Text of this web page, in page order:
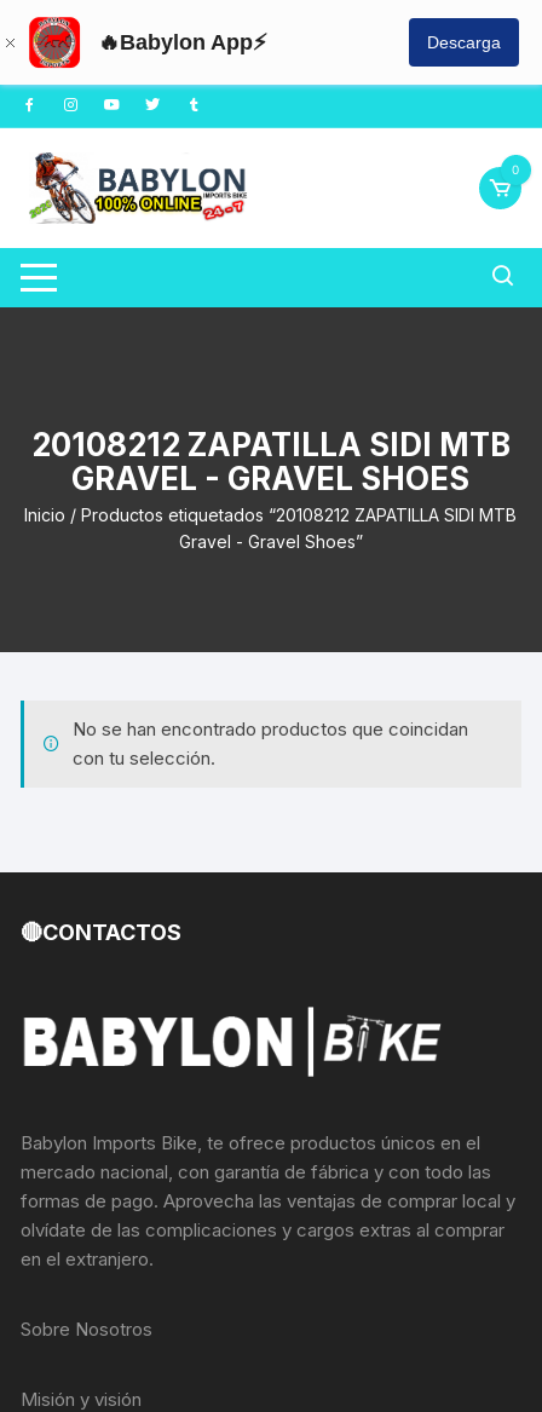
🔥Babylon App⚡ Descarga
Saltar
al
contenido
0
20108212 ZAPATILLA SIDI MTB
GRAVEL - GRAVEL SHOES
Inicio / Productos etiquetados “20108212 ZAPATILLA SIDI MTB
Gravel - Gravel Shoes”
No se han encontrado productos que coincidan
con tu selección.
🔴CONTACTOS
Babylon Imports Bike, te ofrece productos únicos en el
mercado nacional, con garantía de fábrica y con todo las
formas de pago. Aprovecha las ventajas de comprar local y
olvídate de las complicaciones y cargos extras al comprar
en el extranjero.
Sobre Nosotros
Misión y visión